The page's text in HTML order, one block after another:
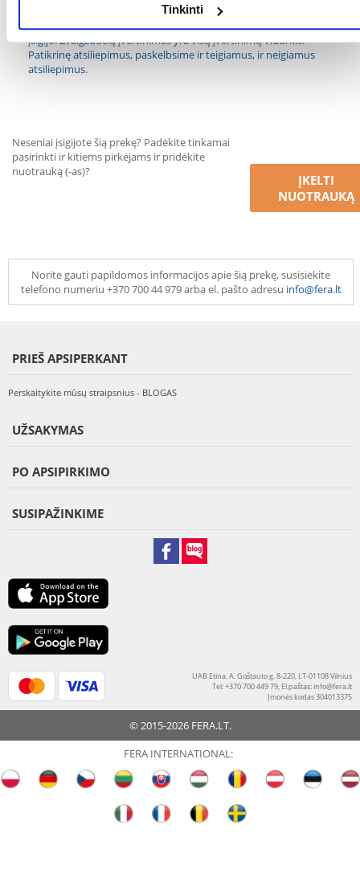
Tinkinti
Produktą gali vertinti tik registruoti FERA.LT klientai, kurie jį
įsigijo. Žvaigždučių įvertinimas yra visų įvertinimų vidurkis.
Patikrinę atsiliepimus, paskelbsime ir teigiamus, ir neigiamus
atsiliepimus.
Neseniai įsigijote šią prekę? Padėkite tinkamai
pasirinkti ir kitiems pirkėjams ir pridėkite
nuotrauką (-as)?
ĮKELTI
NUOTRAUKĄ
Norite gauti papildomos informacijos apie šią prekę, susisiekite
telefono numeriu +370 700 44 979 arba el. pašto adresu info@fera.lt
PRIEŠ APSIPERKANT
Perskaitykite mūsų straipsnius - BLOGAS
UŽSAKYMAS
PO APSIPIRKIMO
SUSIPAŽINKIME
UAB Etina, A. Goštauto g. 8-220, LT-01108 Vilnius
Tel: +370 700 449 79, El.paštas:info@fera.lt
Įmonės kodas 304013375
© 2015-2026 FERA.LT.
FERA INTERNATIONAL: